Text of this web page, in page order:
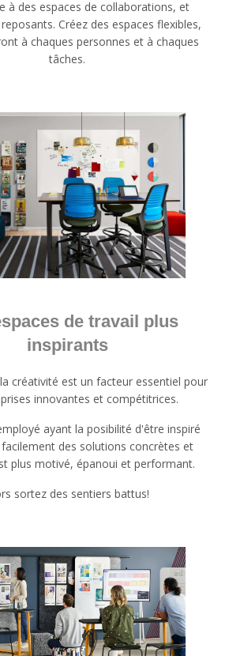
à des espaces de collaborations, et
Créez des espaces flexibles,
à chaques personnes et à chaques
tâches.
de travail plus
inspirants
créativité est un facteur essentiel pour
innovantes et compétitrices.
ayant la posibilité d'être inspiré
des solutions concrètes et
plus motivé, épanoui et performant.
sortez des sentiers battus!